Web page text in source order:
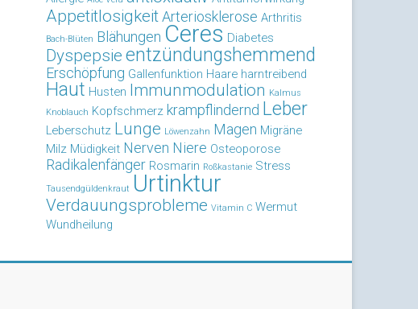
AppetitlosigkeitArteriosklerose Arthritis
Bach-Blüten Blähungen Ceres Diabetes
Dyspepsie entzündungshemmend
Erschöpfung Gallenfunktion Haare harntreibend
Haut Husten Immunmodulation Kalmus
Knoblauch Kopfschmerz krampflindernd Leber
Leberschutz Lunge Löwenzahn Magen Migräne
Milz Müdigkeit Nerven Niere Osteoporose
Radikalenfänger Rosmarin Roßkastanie Stress
Tausendgüldenkraut Urtinktur
Verdauungsprobleme Vitamin C Wermut
Wundheilung